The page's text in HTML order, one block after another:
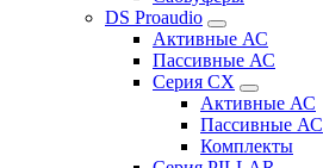
DS Proaudio
Активные АС
Пассивные АС
Серия CX
Активные АС
Пассивные АС
Комплекты